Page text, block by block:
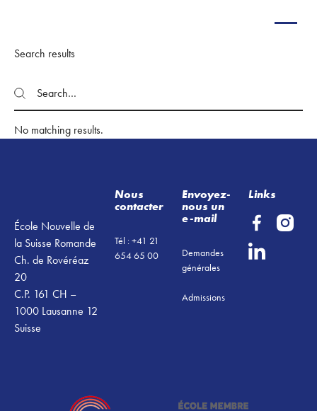
Search results
Search
No matching results.
École Nouvelle de
la Suisse Romande
Ch. de Rovéréaz
20
C.P. 161 CH –
1000 Lausanne 12
Suisse
Nous
contacter
Tél : +41 21
654 65 00
Envoyez-
nous un
e-mail
Demandes
générales
Admissions
Links